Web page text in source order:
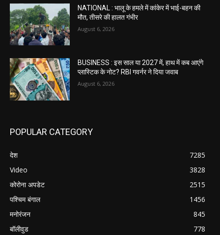
NATIONAL : भालू के हमले में कांकेर में भाई-बहन की
मौत, तीसरे की हालत गंभीर
August 6, 2026
BUSINESS : इस साल या 2027 में, हाथ में कब आएंगे
प्लास्टिक के नोट? RBI गवर्नर ने दिया जवाब
August 6, 2026
POPULAR CATEGORY
देश
7285
Video
3828
कोरोना अपडेट
2515
पश्चिम बंगाल
1456
मनोरंजन
845
बॉलीवुड
778